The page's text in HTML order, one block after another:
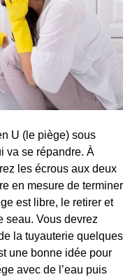
U (le piège) sous
va se répandre. À
les écrous aux deux
en mesure de terminer
est libre, le retirer et
seau. Vous devrez
la tuyauterie quelques
une bonne idée pour
avec de l’eau puis